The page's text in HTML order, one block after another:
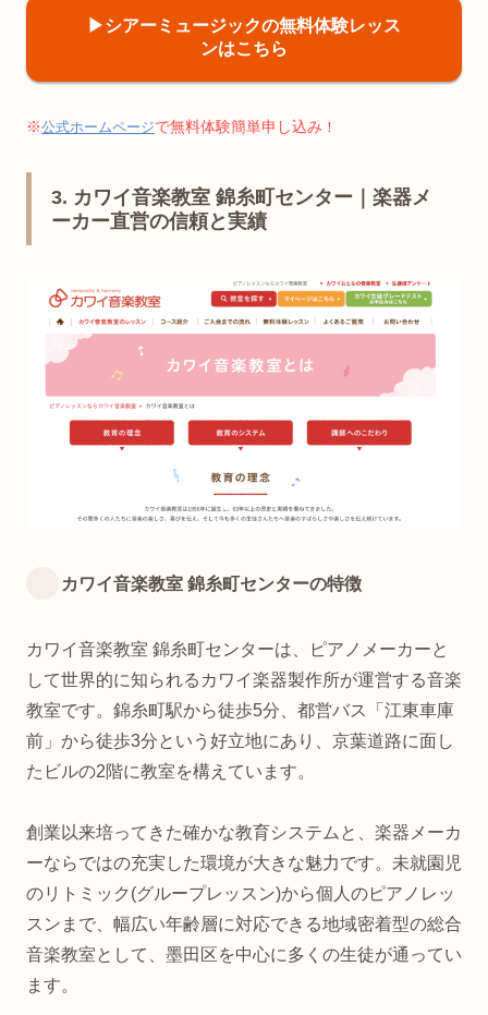
▶︎シアーミュージックの無料体験レッス
ンはこちら
※公式ホームページで無料体験簡単申し込み ！
3. カワイ音楽教室 錦糸町センター｜楽器メ
ーカー直営の信頼と実績
カワイ音楽教室 錦糸町センターの特徴
カワイ音楽教室 錦糸町センターは、ピアノメーカーと
して世界的に知られるカワイ楽器製作所が運営する音楽
教室です。錦糸町駅から徒歩5分、都営バス「江東車庫
前」から徒歩3分という好立地にあり、京葉道路に面し
たビルの2階に教室を構えています。
創業以来培ってきた確かな教育システムと、楽器メーカ
ーならではの充実した環境が大きな魅力です。未就園児
のリトミック(グループレッスン)から個人のピアノレッ
スンまで、幅広い年齢層に対応できる地域密着型の総合
音楽教室として、墨田区を中心に多くの生徒が通ってい
ます。